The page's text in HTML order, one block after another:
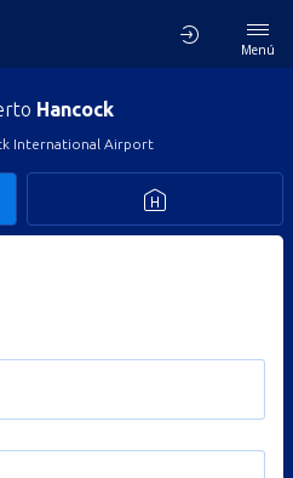
Menú
Hancock
International Airport